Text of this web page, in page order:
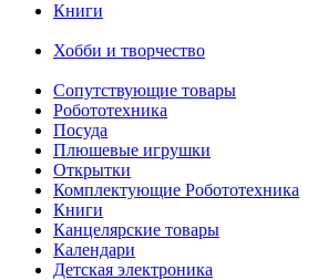
Книги
Хобби и творчество
Сопутствующие товары
Робототехника
Посуда
Плюшевые игрушки
Открытки
Комплектующие Робототехника
Книги
Канцелярские товары
Календари
Детская электроника